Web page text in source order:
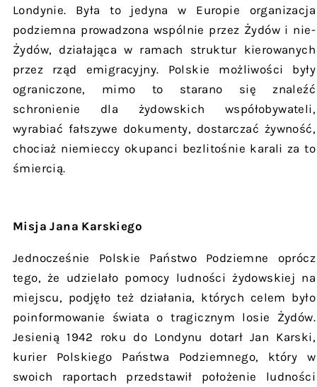
Londynie. Była to jedyna w Europie organizacja
podziemna prowadzona wspólnie przez Żydów i nie-
Żydów, działająca w ramach struktur kierowanych
przez rząd emigracyjny. Polskie możliwości były
ograniczone, mimo to starano się znaleźć
schronienie dla żydowskich współobywateli,
wyrabiać fałszywe dokumenty, dostarczać żywność,
chociaż niemieccy okupanci bezlitośnie karali za to
śmiercią.
Misja Jana Karskiego
Jednocześnie Polskie Państwo Podziemne oprócz
tego, że udzielało pomocy ludności żydowskiej na
miejscu, podjęło też działania, których celem było
poinformowanie świata o tragicznym losie Żydów.
Jesienią 1942 roku do Londynu dotarł Jan Karski,
kurier Polskiego Państwa Podziemnego, który w
swoich raportach przedstawił położenie ludności